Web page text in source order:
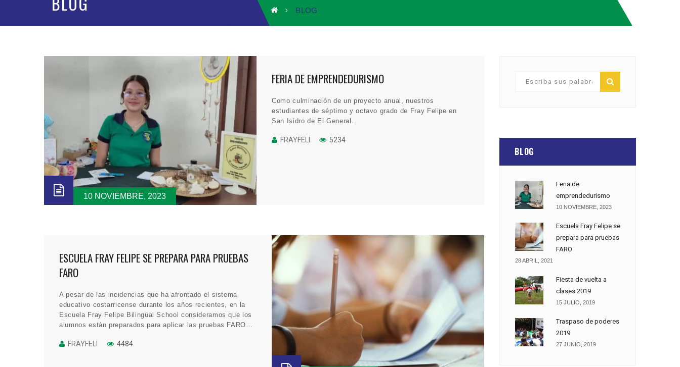
BLOG
10 NOVIEMBRE, 2023
FERIA DE EMPRENDEDURISMO
Como culminación de un proyecto anual, nuestros
estudiantes de séptimo y octavo grado de Fray Felipe en
San Isidro de El General.
FRAYFELI 5234
ESCUELA FRAY FELIPE SE PREPARA PARA PRUEBAS
FARO
A pesar de las incidencias que ha afrontado el sistema
educativo costarricense durante los años recientes, en la
Escuela Fray Felipe Bilingüal School consideramos que los
alumnos están preparados para aplicar las pruebas FARO…
FRAYFELI 4484
BLOG
Feria de
emprendedurismo
10 NOVIEMBRE, 2023
Escuela Fray Felipe se
prepara para pruebas
FARO
28 ABRIL, 2021
Fiesta de vuelta a
clases 2019
15 JULIO, 2019
Traspaso de poderes
2019
27 JUNIO, 2019